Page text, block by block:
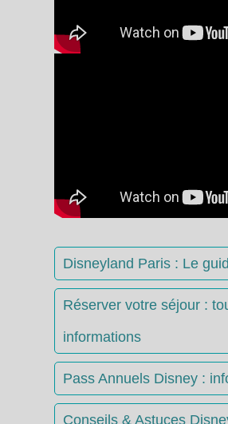
Disneyland Paris : Le
Réserver votre séjour :
informations
Pass Annuels Disney :
Conseils & Astuces